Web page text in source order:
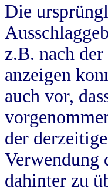
Die
z.B. nach
anzeigen
auch vor,
der
Verwendung
dahinter zu